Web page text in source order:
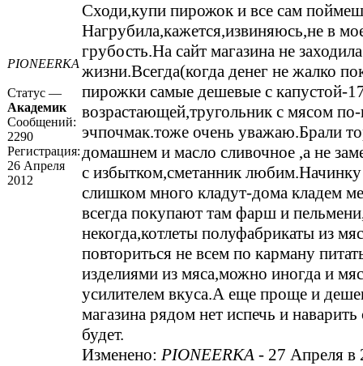
PIONEERKA
Статус —
Академик
Сообщений:
2290
Регистрация:
26 Апреля
2012
Сходи,купи пирожок и все сам
Нагрубила,кажется,извиняюсь,не в
грубость.На сайт магазина не
жизни.Всегда(когда денег не жалко
пирожки самые дешевые с капустой-
возрастающей,тругольник с мясом
эчпочмак.тоже очень уважаю.Брали
домашнем и масло сливочное ,а не
с избытком,сметанник
слишком много кладут-дома кладем
всегда покупают там фарш и
некогда,котлеты полуфабрикаты из
повториться не всем по карману
изделиями из мяса,можно иногда и
усилителем вкуса.А еще проще и
магазина рядом нет испечь и
будет.
Изменено: PIONEERKA - 27 Апреля в